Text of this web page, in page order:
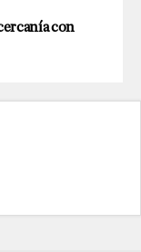
con